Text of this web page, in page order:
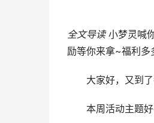
全文导读小梦灵喊
励等你来拿~福利多
大家好，又到了
本周活动主题好